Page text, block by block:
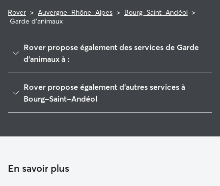
Rover > Auvergne-Rhône-Alpes > Bourg-Saint-Andéol >
Garde d'animaux
Rover propose également des services de Garde
d'animaux à :
Villeneuve-de-Berg
Montélimar
Rover propose également d'autres services à
Bourg-Saint-Andéol
Promeneur de Chien à Bourg-Saint-Andéol
En savoir plus